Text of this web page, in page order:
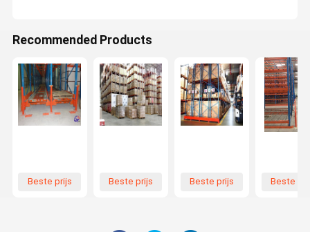
Recommended Products
Beste prijs Beste prijs Beste prijs Beste